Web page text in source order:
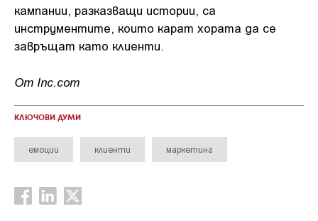
кампании, разказващи истории, са
инструментите, които карат хората да се
завръщат като клиенти.
От Inc.com
КЛЮЧОВИ ДУМИ
емоции клиенти маркетинг